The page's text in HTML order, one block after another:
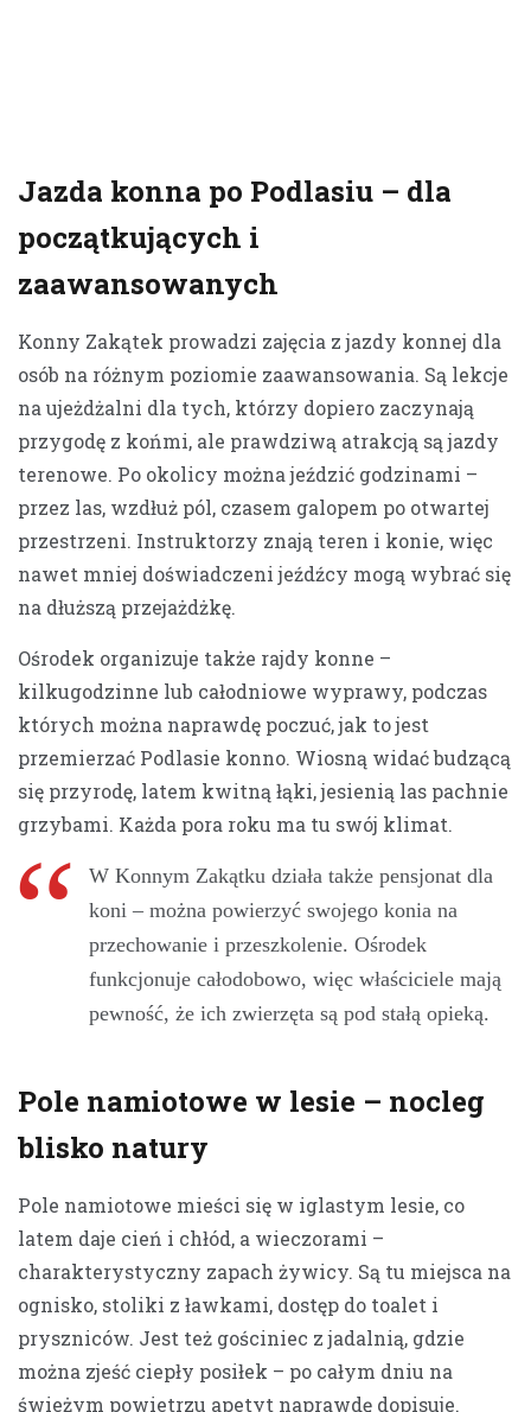
Jazda konna po Podlasiu – dla
początkujących i
zaawansowanych
Konny Zakątek prowadzi zajęcia z jazdy konnej dla
osób na różnym poziomie zaawansowania. Są lekcje
na ujeżdżalni dla tych, którzy dopiero zaczynają
przygodę z końmi, ale prawdziwą atrakcją są jazdy
terenowe. Po okolicy można jeździć godzinami –
przez las, wzdłuż pól, czasem galopem po otwartej
przestrzeni. Instruktorzy znają teren i konie, więc
nawet mniej doświadczeni jeźdźcy mogą wybrać się
na dłuższą przejażdżkę.
Ośrodek organizuje także rajdy konne –
kilkugodzinne lub całodniowe wyprawy, podczas
których można naprawdę poczuć, jak to jest
przemierzać Podlasie konno. Wiosną widać budzącą
się przyrodę, latem kwitną łąki, jesienią las pachnie
grzybami. Każda pora roku ma tu swój klimat.
W Konnym Zakątku działa także pensjonat dla
koni – można powierzyć swojego konia na
przechowanie i przeszkolenie. Ośrodek
funkcjonuje całodobowo, więc właściciele mają
pewność, że ich zwierzęta są pod stałą opieką.
Pole namiotowe w lesie – nocleg
blisko natury
Pole namiotowe mieści się w iglastym lesie, co
latem daje cień i chłód, a wieczorami –
charakterystyczny zapach żywicy. Są tu miejsca na
ognisko, stoliki z ławkami, dostęp do toalet i
pryszniców. Jest też gościniec z jadalnią, gdzie
można zjeść ciepły posiłek – po całym dniu na
świeżym powietrzu apetyt naprawdę dopisuje.